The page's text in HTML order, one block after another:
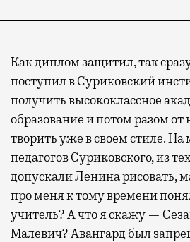
Как диплом защитил, так
поступил в Суриковский
получить высококлассное
образование и потом разом от
творить уже в своем стиле. На
педагогов Суриковского, из
допускали Ленина рисовать,
про меня к тому времени
учитель? А что я скажу —
Малевич? Авангард был